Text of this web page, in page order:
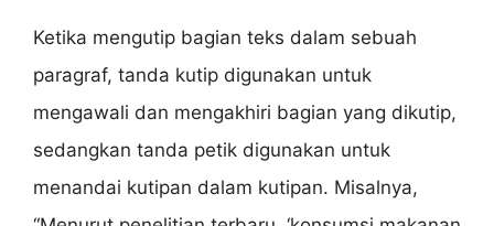
Ketika mengutip bagian teks dalam sebuah
paragraf, tanda kutip digunakan untuk
mengawali dan mengakhiri bagian yang dikutip,
sedangkan tanda petik digunakan untuk
menandai kutipan dalam kutipan. Misalnya,